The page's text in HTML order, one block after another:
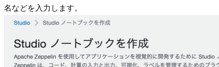
名などを入力します。